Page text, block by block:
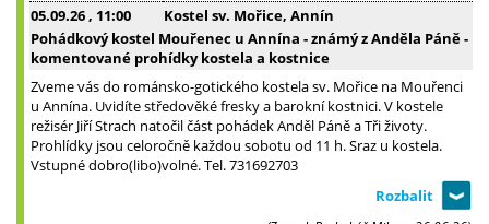
05.09.26 , 11:00
Kostel sv. Mořice, Annín
Pohádkový kostel Mouřenec u Annína - známý z Anděla Páně -
komentované prohídky kostela a kostnice
Zveme vás do románsko-gotického kostela sv. Mořice na Mouřenci
u Annína. Uvidíte středověké fresky a barokní kostnici. V kostele
režisér Jiří Strach natočil část pohádek Anděl Páně a Tři životy.
Prohlídky jsou celoročně každou sobotu od 11 h. Sraz u kostela.
Vstupné dobro(libo)volné. Tel. 731692703